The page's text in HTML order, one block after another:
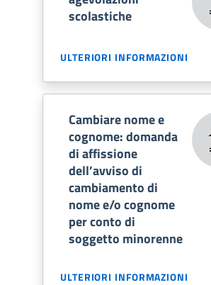
scolastiche
ULTERIORI INFORMAZIONI
Cambiare nome e
cognome: domanda
di affissione
dell’avviso di
cambiamento di
nome e/o cognome
per conto di
soggetto minorenne
ULTERIORI INFORMAZIONI